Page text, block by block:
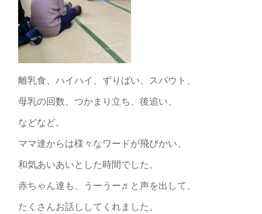
離乳食、ハイハイ、ずりばい、スパウト、
母乳の回数、つかまり立ち、後追い、
などなど。
ママ達からは様々なワードが飛びかい、
和気あいあいとした時間でした。
赤ちゃん達も、うーうー♬と声を出して、
たくさんお話ししてくれました。